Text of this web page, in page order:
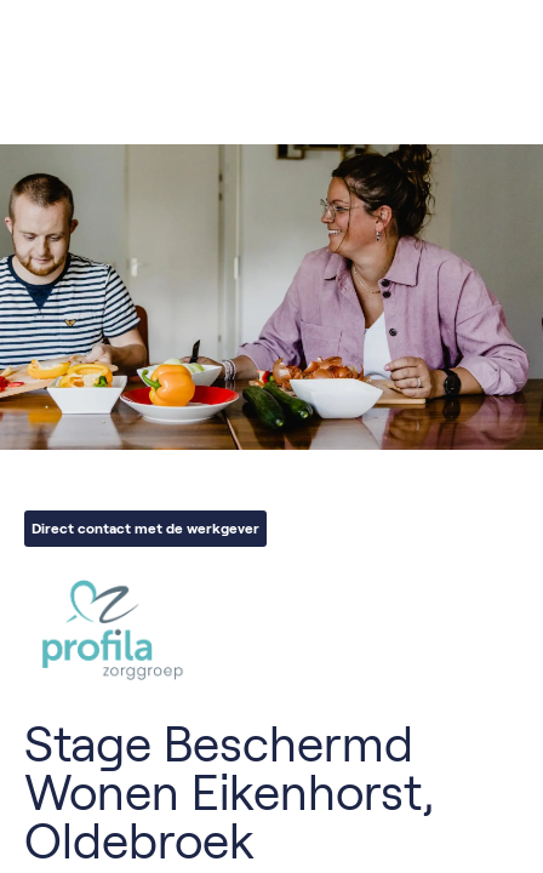
Direct contact met de werkgever
Stage Beschermd
Wonen Eikenhorst,
Oldebroek